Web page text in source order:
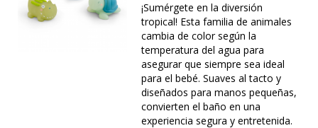
¡Sumérgete en la diversión
tropical! Esta familia de animales
cambia de color según la
temperatura del agua para
asegurar que siempre sea ideal
para el bebé. Suaves al tacto y
diseñados para manos pequeñas,
convierten el baño en una
experiencia segura y entretenida.